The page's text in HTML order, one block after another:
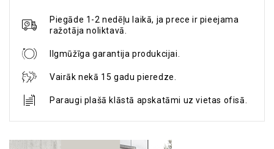
Piegāde 1-2 nedēļu laikā, ja prece ir pieejama
ražotāja noliktavā.
Ilgmūžīga garantija produkcijai.
Vairāk nekā 15 gadu pieredze.
Paraugi plašā klāstā apskatāmi uz vietas ofisā.